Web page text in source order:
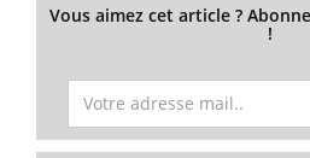
Vous aimez cet article ?
!